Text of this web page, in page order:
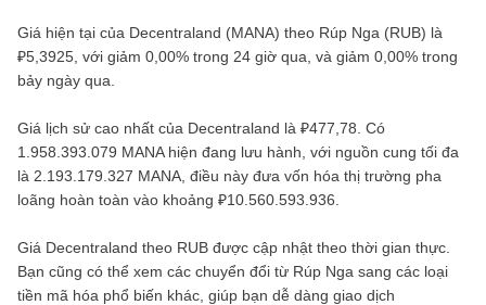
Giá hiện tại của Decentraland (MANA) theo Rúp Nga (RUB) là
₽5,3925 , với giảm 0,00% trong 24 giờ qua, và giảm 0,00% trong
bảy ngày qua.
Giá lịch sử cao nhất của Decentraland là ₽477,78 . Có
1.958.393.079 MANAhiện đang lưu hành, với nguồn cung tối đa
là 2.193.179.327 MANA , điều này đưa vốn hóa thị trường pha
loãng hoàn toàn vào khoảng ₽10.560.593.936
Giá Decentraland theo RUB được cập nhật theo thời gian thực.
Bạn cũng có thể xem các chuyển đổi từ Rúp Nga sang các loại
tiền mã hóa phổ biến khác, giúp bạn dễ dàng giao dịch